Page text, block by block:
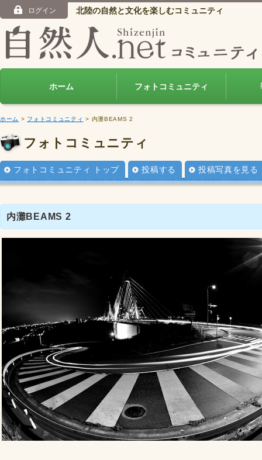
ログイン 北陸の自然と文化を楽しむコミュニティ
ホーム フォトコミュニティ
ホーム > フォトコミュニティ > 内灘BEAMS 2
フォトコミュニティ
フォトコミュニティ トップ 投稿する 投稿写真を見る
内灘BEAMS 2